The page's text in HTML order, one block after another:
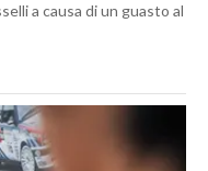
a causa di un guasto al